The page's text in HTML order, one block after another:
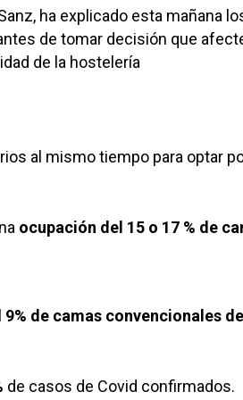
ha explicado esta mañana
de tomar decisión que
de la hostelería
al mismo tiempo para optar
ocupación del 15 o 17 % de
9% de camas convencionales de
de casos de Covid confirmados.